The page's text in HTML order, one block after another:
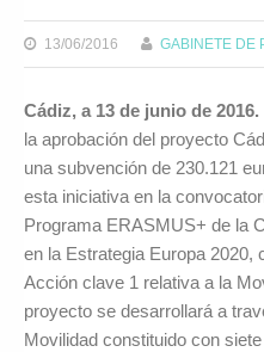
13/06/2016 GABINETE DE
Cádiz, a 13 de junio de 2016.
la aprobación del proyecto
una subvención de 230.121
esta iniciativa en la
Programa ERASMUS+ de la
en la Estrategia Europa 2020,
Acción clave 1 relativa a la
proyecto se desarrollará a
Movilidad constituido con